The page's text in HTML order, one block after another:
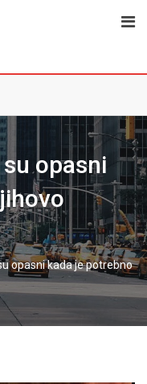
opasni
opasni kada je potrebno